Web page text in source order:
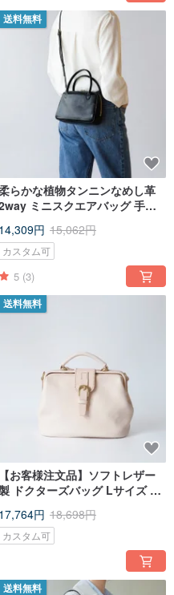
送料無料
らかな植物タンニンなめし革
ミニスクエアバッグ 手提
14,309円 15,062円
カスタム可
5 (3)
送料無料
【お客様注文品】ソフトレザー
ドクターズバッグ Lサイズ マ
17,764円 18,698円
カスタム可
送料無料